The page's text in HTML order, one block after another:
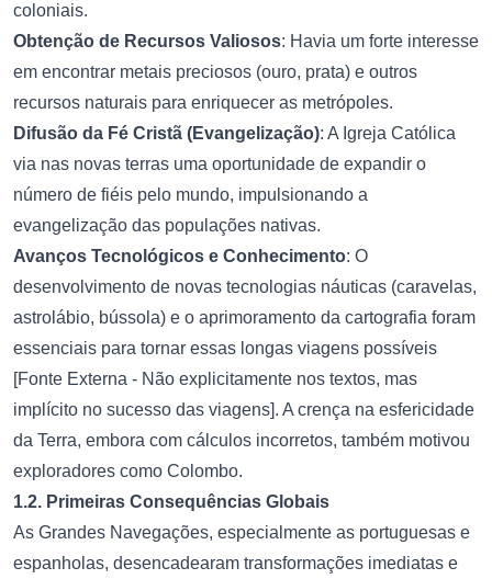
coloniais.
Obtenção de Recursos Valiosos: Havia um forte interesse
em encontrar metais preciosos (ouro, prata) e outros
recursos naturais para enriquecer as metrópoles.
Difusão da Fé Cristã (Evangelização): A Igreja Católica
via nas novas terras uma oportunidade de expandir o
número de fiéis pelo mundo, impulsionando a
evangelização das populações nativas.
Avanços Tecnológicos e Conhecimento: O
desenvolvimento de novas tecnologias náuticas (caravelas,
astrolábio, bússola) e o aprimoramento da cartografia foram
essenciais para tornar essas longas viagens possíveis
[Fonte Externa - Não explicitamente nos textos, mas
implícito no sucesso das viagens]. A crença na esfericidade
da Terra, embora com cálculos incorretos, também motivou
exploradores como Colombo.
1.2. Primeiras Consequências Globais
As Grandes Navegações, especialmente as portuguesas e
espanholas, desencadearam transformações imediatas e